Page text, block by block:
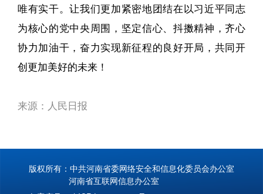
唯有实干。让我们更加紧密地团结在以习近平同志
为核心的党中央周围，坚定信心、抖擞精神，齐心
协力加油干，奋力实现新征程的良好开局，共同开
创更加美好的未来！
来源：人民日报
版权所有：中共河南省委网络安全和信息化委员会办公室
河南省互联网信息办公室